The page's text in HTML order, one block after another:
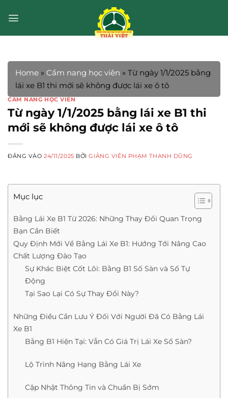
qua
Home » Cẩm nang học viên » Từ ngày 1/1/2025 bằng
lái xe B1 thi mới sẽ không được lái xe ô tô
CẨM NANG HỌC VIÊN
Từ ngày 1/1/2025 bằng lái xe B1 thi
mới sẽ không được lái xe ô tô
ĐĂNG VÀO24/11/2025 BỞIGIẢNG VIÊN PHẠM THANH DŨNG
Mục lục
Bằng Lái Xe B1 Từ 2026: Những Thay Đổi Quan Trọng
Bạn Cần Biết
Quy Định Mới Về Bằng Lái Xe B1: Hướng Tới Nâng Cao
Chất Lượng Đào Tạo
Sự Khác Biệt Cốt Lõi: Bằng B1 Số Sàn và Số Tự
Động
Tại Sao Lại Có Sự Thay Đổi Này?
Những Điều Cần Lưu Ý Đối Với Người Đã Có Bằng Lái
Xe B1
Bằng B1 Hiện Tại: Vẫn Có Giá Trị Lái Xe Số Sàn?
Lộ Trình Nâng Hạng Bằng Lái Xe
Cập Nhật Thông Tin và Chuẩn Bị Sớm